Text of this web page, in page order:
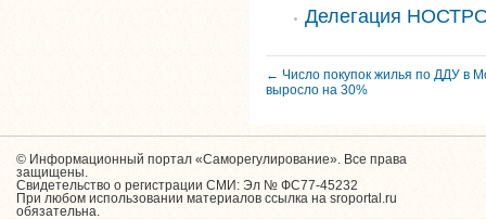
Делегация
← Число покупок жилья по ДДУ в
выросло на 30%
© Информационный портал «Саморегулирование». Все права
защищены.
Свидетельство о регистрации СМИ: Эл № ФС77-45232
При любом использовании материалов ссылка на sroportal.ru
обязательна.